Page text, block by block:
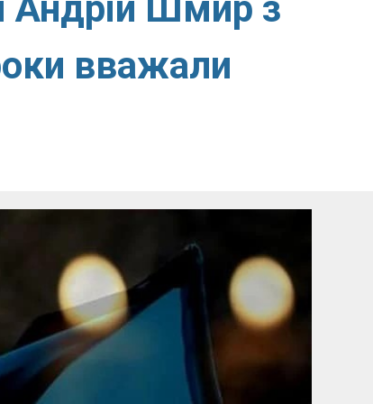
вважали